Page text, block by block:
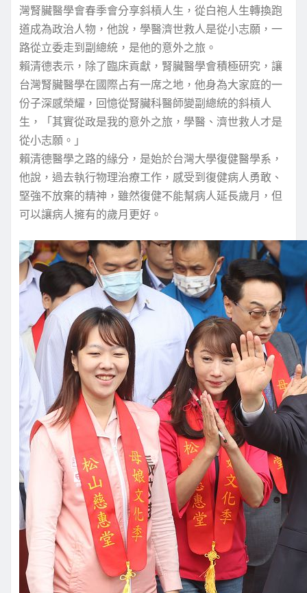
灣腎臟醫學會春季會分享斜槓人生，從白袍人生轉換跑
道成為政治人物，他說，學醫濟世救人是從小志願，一
路從立委走到副總統，是他的意外之旅。
賴清德表示，除了臨床貢獻，腎臟醫學會積極研究，讓
台灣腎臟醫學在國際占有一席之地，他身為大家庭的一
份子深感榮耀，回憶從腎臟科醫師變副總統的斜槓人
生，「其實從政是我的意外之旅，學醫、濟世救人才是
從小志願。」
賴清德醫學之路的緣分，是始於台灣大學復健醫學系，
他說，過去執行物理治療工作，感受到復健病人勇敢、
堅強不放棄的精神，雖然復健不能幫病人延長歲月，但
可以讓病人擁有的歲月更好。